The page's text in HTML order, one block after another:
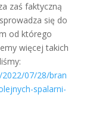
zaś faktyczną
się do
od którego
więcej takich
07/28/bran
spalarni-